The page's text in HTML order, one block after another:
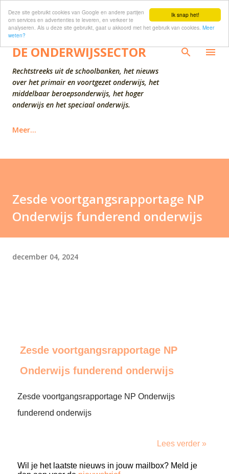
Ik snap het!
Deze site gebruikt cookies van Google en andere partijen
om services en advertenties te leveren, en verkeer te
analyseren. Als u deze site gebruikt, gaat u akkoord met het gebruik van cookies. Meer
weten?
Doorgaan naar hoofdcontent
DE ONDERWIJSSECTOR
Rechtstreeks uit de schoolbanken, het nieuws
over het primair en voortgezet onderwijs, het
middelbaar beroepsonderwijs, het hoger
onderwijs en het speciaal onderwijs.
Meer…
Zesde voortgangsrapportage NP
Onderwijs funderend onderwijs
december 04, 2024
Zesde voortgangsrapportage NP
Onderwijs funderend onderwijs
Zesde voortgangsrapportage NP Onderwijs
funderend onderwijs
Lees verder »
Wil je het laatste nieuws in jouw mailbox? Meld je